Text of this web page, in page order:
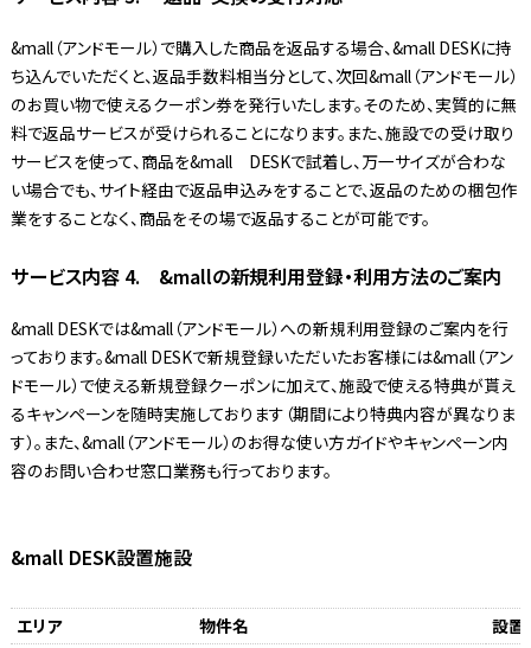
&mall（アンドモール）で購入した商品を返品する場合、&mall DESKに持
ち込んでいただくと、返品手数料相当分として、次回&mall（アンドモール）
のお買い物で使えるクーポン券を発行いたします。そのため、実質的に無
料で返品サービスが受けられることになります。また、施設での受け取り
サービスを使って、商品を&mall DESKで試着し、万一サイズが合わな
い場合でも、サイト経由で返品申込みをすることで、返品のための梱包作
業をすることなく、商品をその場で返品することが可能です。
サービス内容 4. &mallの新規利用登録・利用方法のご案内
&mall DESKでは&mall（アンドモール）への新規利用登録のご案内を行
っております。&mall DESKで新規登録いただいたお客様には&mall（アン
ドモール）で使える新規登録クーポンに加えて、施設で使える特典が貰え
るキャンペーンを随時実施しております（期間により特典内容が異なりま
す）。また、&mall（アンドモール）のお得な使い方ガイドやキャンペーン内
容のお問い合わせ窓口業務も行っております。
&mall DESK設置施設
エリア 物件名
設置